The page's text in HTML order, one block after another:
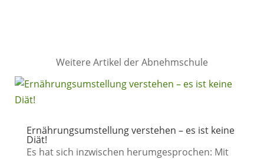
Weitere Artikel der Abnehmschule
Ernährungsumstellung verstehen – es ist keine
Diät!
Es hat sich inzwischen herumgesprochen: Mit